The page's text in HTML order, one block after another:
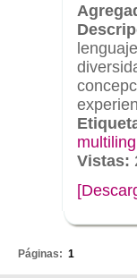
Vistas:
Páginas: 1